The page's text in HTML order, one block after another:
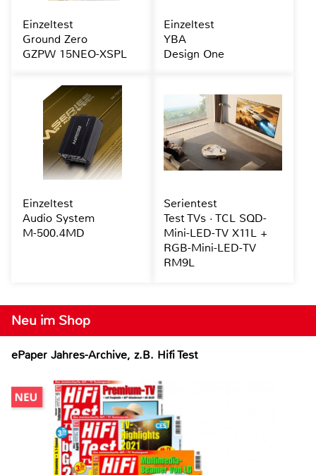
Neu im Shop
ePaper Jahres-Archive, z.B. Hifi Test
Einzeltest
Ground Zero
GZPW 15NEO-XSPL
Einzeltest
YBA
Design One
Einzeltest
Audio System
M-500.4MD
Serientest
Test TVs · TCL SQD-
Mini-LED-TV X11L +
RGB-Mini-LED-TV
RM9L